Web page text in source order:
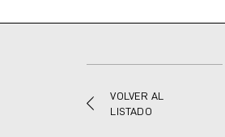
VOLVER AL
LISTADO